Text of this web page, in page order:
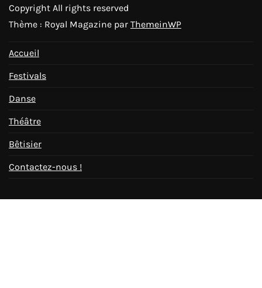
Copyright All rights reserved
Thème : Royal Magazine par ThemeinWP
Accueil
Festivals
Danse
Théâtre
Bêtisier
Contactez-nous !